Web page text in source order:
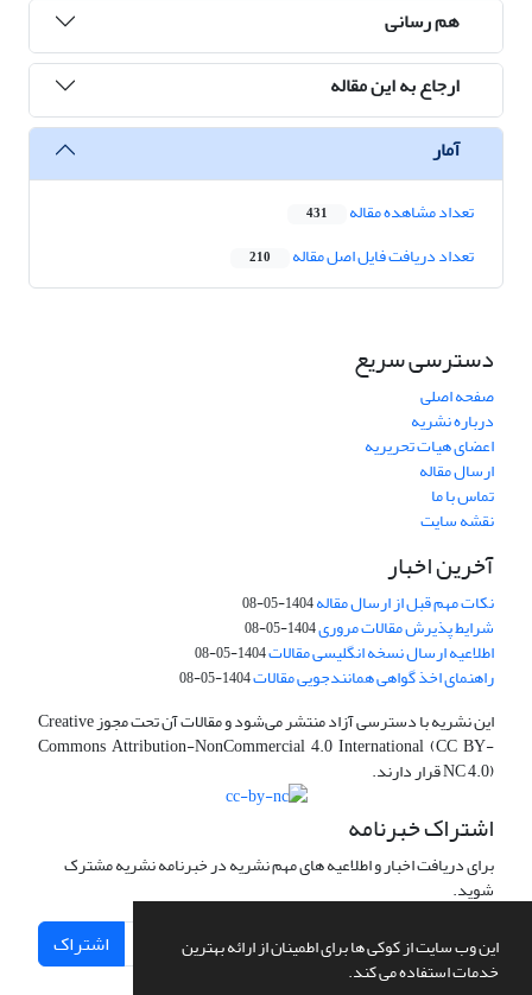
این وب سایت از کوکی ها برای اطمینان از ارائه بهترین
خدمات استفاده می کند.
هم رسانی
ارجاع به این مقاله
آمار
تعداد مشاهده مقاله 431
تعداد دریافت فایل اصل مقاله 210
دسترسی سریع
صفحه اصلی
درباره نشریه
اعضای هیات تحریریه
ارسال مقاله
تماس با ما
نقشه سایت
آخرین اخبار
نکات مهم قبل از ارسال مقاله1404-05-08
شرایط پذیرش مقالات مروری1404-05-08
اطلاعیه ارسال نسخه انگلیسی مقالات1404-05-08
راهنمای اخذ گواهی همانندجویی مقالات1404-05-08
این نشریه با دسترسی آزاد منتشر می‌شود و مقالات آن تحت مجوز Creative
Commons Attribution-NonCommercial 4.0 International (CC BY-
NC 4.0) قرار دارند.
اشتراک خبرنامه
برای دریافت اخبار و اطلاعیه های مهم نشریه در خبرنامه نشریه مشترک
شوید.
اشتراک